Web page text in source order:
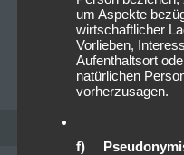
CHRISTOPHER FOLLRICH
um Aspekte
wirtschaftlicher
Vorlieben,
Aufenthaltsort
natürlichen
vorherzusagen.
f)